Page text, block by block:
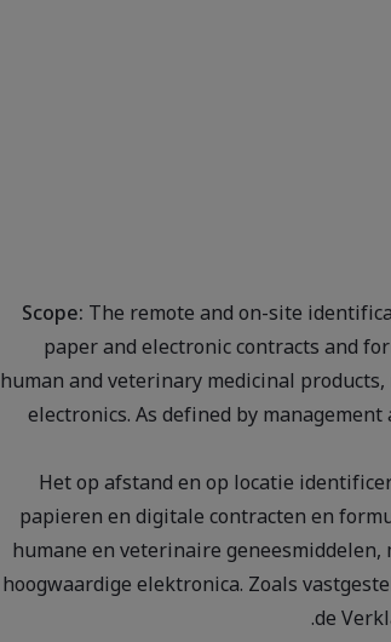
Scope:The remote and on-site
paper and electronic contracts and
human and veterinary medicinal
electronics. As defined by
Het op afstand en op locatie
papieren en digitale contracten en
humane en veterinaire
hoogwaardige elektronica. Zoals
de